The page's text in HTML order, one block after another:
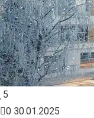
5
0 30.01.2025